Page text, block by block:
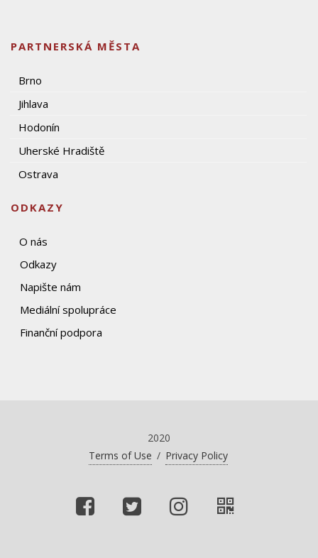
PARTNERSKÁ MĚSTA
Brno
Jihlava
Hodonín
Uherské Hradiště
Ostrava
ODKAZY
O nás
Odkazy
Napište nám
Mediální spolupráce
Finanční podpora
2020
Terms of Use / Privacy Policy